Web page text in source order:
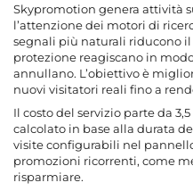
Skypromotion genera attività
l’attenzione dei motori di
segnali più naturali riducono
protezione reagiscano in
annullano. L’obiettivo è
nuovi visitatori reali fino a
Il costo del servizio parte da
calcolato in base alla durata
visite configurabili nel
promozioni ricorrenti, come
risparmiare.